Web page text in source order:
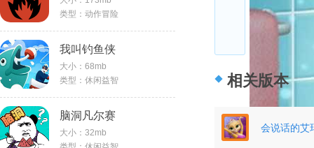
类型：动作冒险
我叫钓鱼侠
大小：68mb
类型：休闲益智
脑洞凡尔赛
大小：32mb
相关版本
会说话的艾